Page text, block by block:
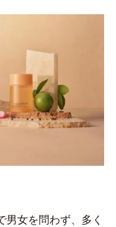
男女を問わず、多く